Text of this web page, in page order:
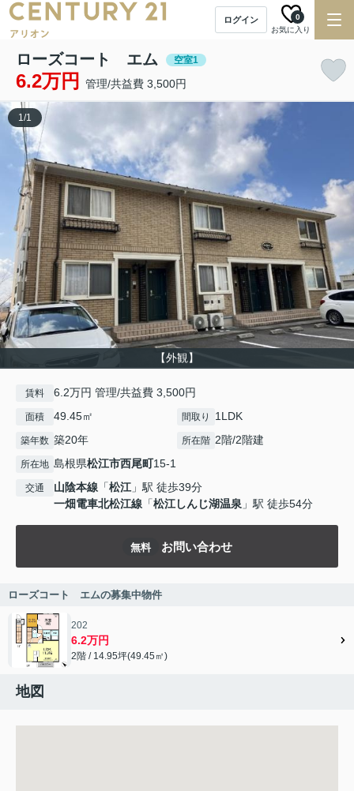
ログイン
お気に入り
0
ローズコート エム 空室1
6.2万円 管理/共益費 3,500円
【外観】
1/1
賃料 6.2万円 管理/共益費 3,500円
面積 49.45㎡ 間取り 1LDK
築年数 築20年 所在階 2階/2階建
所在地 島根県松江市西尾町15-1
交通 山陰本線 「松江」駅 徒歩39分
一畑電車北松江線 「松江しんじ湖温泉 」駅 徒歩54分
無料 お問い合わせ
ローズコート エムの募集中物件
202
6.2万円
2階 / 14.95坪(49.45㎡)
地図